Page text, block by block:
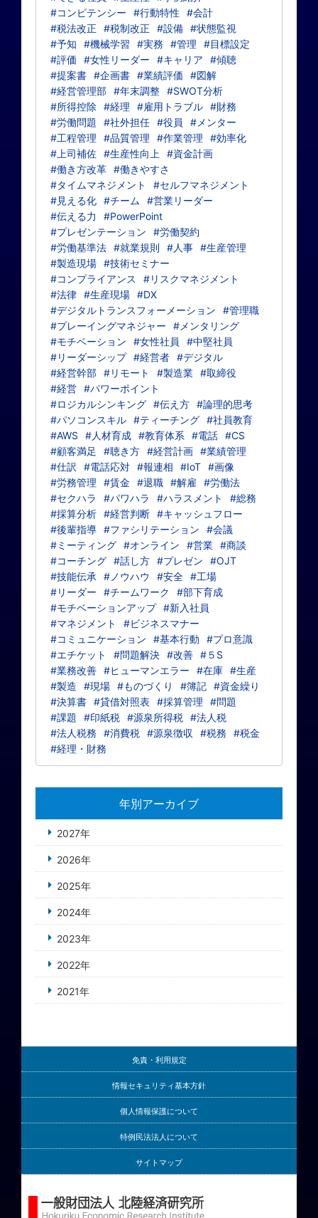
#コンピテンシー
#行動特性
#会計
#税法改正
#税制改正 #設備 #状態監視
#予知
#機械学習 #実務 #管理
#目標設定
#評価
#女性リーダー #キャリア
#傾聴
#提案書 #企画書 #業績評価
#図解
#経営管理部 #年末調整 #SWOT分析
#所得控除
#経理 #雇用トラブル #財務
#労働問題
#社外担任 #役員
#メンター
#工程管理
#品質管理 #作業管理
#効率化
#上司補佐 #生産性向上
#資金計画
#働き方改革 #働きやすさ
#タイムマネジメント
#セルフマネジメント
#見える化 #チーム
#営業リーダー
#伝える力
#PowerPoint
#プレゼンテーション
#労働契約
#労働基準法 #就業規則 #人事 #生産管理
#製造現場 #技術セミナー
#コンプライアンス
#リスクマネジメント
#法律 #生産現場 #DX
#デジタルトランスフォーメーション
#管理職
#プレーイングマネジャー
#メンタリング
#モチベーション
#女性社員
#中堅社員
#リーダーシップ #経営者 #デジタル
#経営幹部 #リモート #製造業 #取締役
#経営 #パワーポイント
#ロジカルシンキング #伝え方 #論理的思考
#パソコンスキル #ティーチング #社員教育
#AWS
#人材育成 #教育体系 #電話 #CS
#顧客満足
#聴き方 #経営計画 #業績管理
#仕訳
#電話応対 #報連相 #IoT #画像
#労務管理
#賃金 #退職 #解雇
#労働法
#セクハラ
#パワハラ #ハラスメント
#総務
#採算分析 #経営判断 #キャッシュフロー
#後輩指導 #ファシリテーション
#会議
#ミーティング #オンライン #営業 #商談
#コーチング #話し方 #プレゼン
#OJT
#技能伝承
#ノウハウ #安全 #工場
#リーダー
#チームワーク
#部下育成
#モチベーションアップ #新入社員
#マネジメント
#ビジネスマナー
#コミュニケーション
#基本行動
#プロ意識
#エチケット
#問題解決 #改善 #５S
#業務改善 #ヒューマンエラー #在庫 #生産
#製造
#現場 #ものづくり #簿記 #資金繰り
#決算書 #貸借対照表 #採算管理
#問題
#課題
#印紙税 #源泉所得税 #法人税
#法人税務
#消費税 #源泉徴収 #税務
#税金
#経理・財務
年別アーカイブ
2027年
2026年
2025年
2024年
2023年
2022年
2021年
免責・利用規定
情報セキュリティ基本方針
個人情報保護について
特例民法法人について
サイトマップ